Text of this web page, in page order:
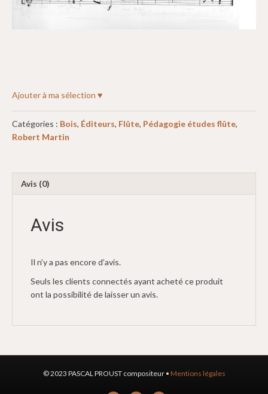
Ajouter à ma sélection ♥
Catégories : Bois, Éditeurs, Flûte, Pédagogie études flûte,
Robert Martin
Avis (0)
Avis
Il n’y a pas encore d’avis.
Seuls les clients connectés ayant acheté ce produit
ont la possibilité de laisser un avis.
© 2023 PASCAL PROUST compositeur • Mentions légales